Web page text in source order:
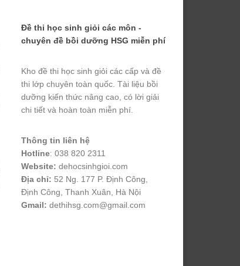
Đề thi học sinh giỏi các môn -
chuyên đề bồi dưỡng HSG miễn phí
Kho đề thi học sinh giỏi các cấp và đề
thi lớp chuyên toàn quốc. Tài liệu bồi
dưỡng kiến thức nâng cao, có lời giải
chi tiết và hoàn toàn miễn phí.
Thông tin liên hệ
Hotline: 038 820 2311
Website: dehocsinhgioi.com
Địa chỉ: 52 Ng. 177 P. Định Công,
Định Công, Thanh Xuân, Hà Nội
Gmail: dethihsg.com@gmail.com